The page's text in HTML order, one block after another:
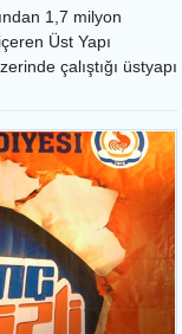
1,7 milyon
Üst Yapı
çalıştığı üstyapı